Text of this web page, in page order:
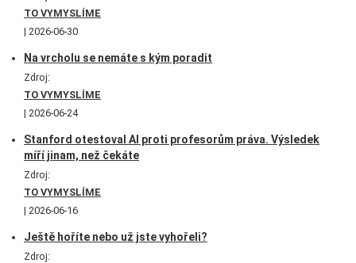
TO VYMYSLÍME
2026-06-30
Na vrcholu se nemáte s kým poradit
Zdroj:
TO VYMYSLÍME
2026-06-24
Stanford otestoval AI proti profesorům práva. Výsledek
míří jinam, než čekáte
Zdroj:
TO VYMYSLÍME
2026-06-16
Ještě hoříte nebo už jste vyhořeli?
Zdroj: